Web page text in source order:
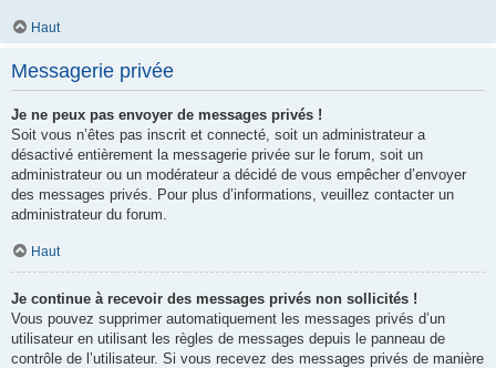
Haut
Messagerie privée
Je ne peux pas envoyer de messages privés !
Soit vous n’êtes pas inscrit et connecté, soit un administrateur a
désactivé entièrement la messagerie privée sur le forum, soit un
administrateur ou un modérateur a décidé de vous empêcher d’envoyer
des messages privés. Pour plus d’informations, veuillez contacter un
administrateur du forum.
Haut
Je continue à recevoir des messages privés non sollicités !
Vous pouvez supprimer automatiquement les messages privés d’un
utilisateur en utilisant les règles de messages depuis le panneau de
contrôle de l’utilisateur. Si vous recevez des messages privés de manière